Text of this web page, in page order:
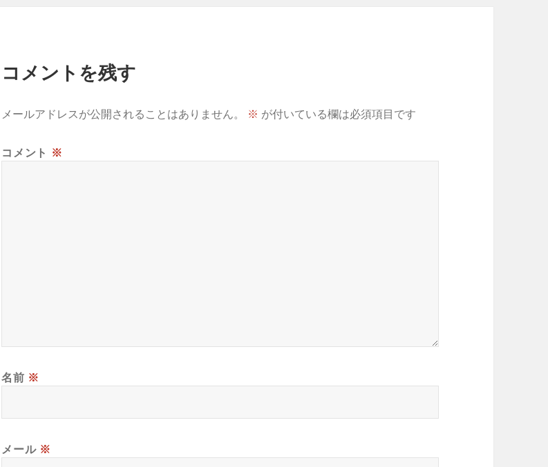
コメントを残す
メールアドレスが公開されることはありません。 ※ が付いている欄は必須項目です
コメント ※
名前 ※
メール ※